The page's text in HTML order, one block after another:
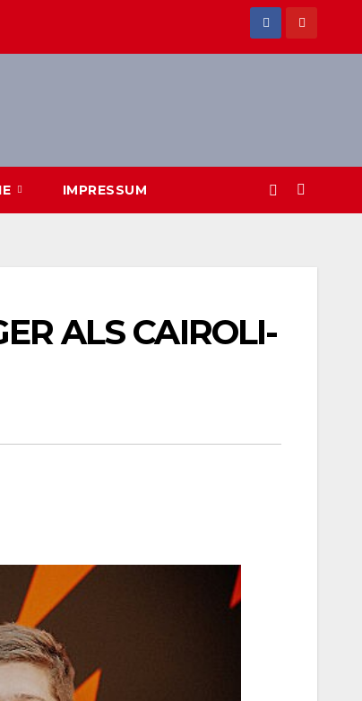
IMPRESSUM
ALS CAIROLI-